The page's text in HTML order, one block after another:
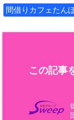
間借りカフェたん
この記事